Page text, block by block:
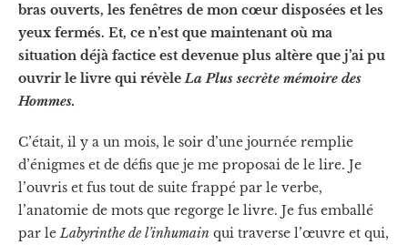
bras ouverts, les fenêtres de mon cœur disposées et les
yeux fermés. Et, ce n’est que maintenant où ma
situation déjà factice est devenue plus altère que j’ai pu
ouvrir le livre qui révèleLa Plus secrète mémoire des
Hommes.
C’était, il y a un mois, le soir d’une journée remplie
d’énigmes et de défis que je me proposai de le lire. Je
l’ouvris et fus tout de suite frappé par le verbe,
l’anatomie de mots que regorge le livre. Je fus emballé
par leLabyrinthe de l’inhumain qui traverse l’œuvre et qui,